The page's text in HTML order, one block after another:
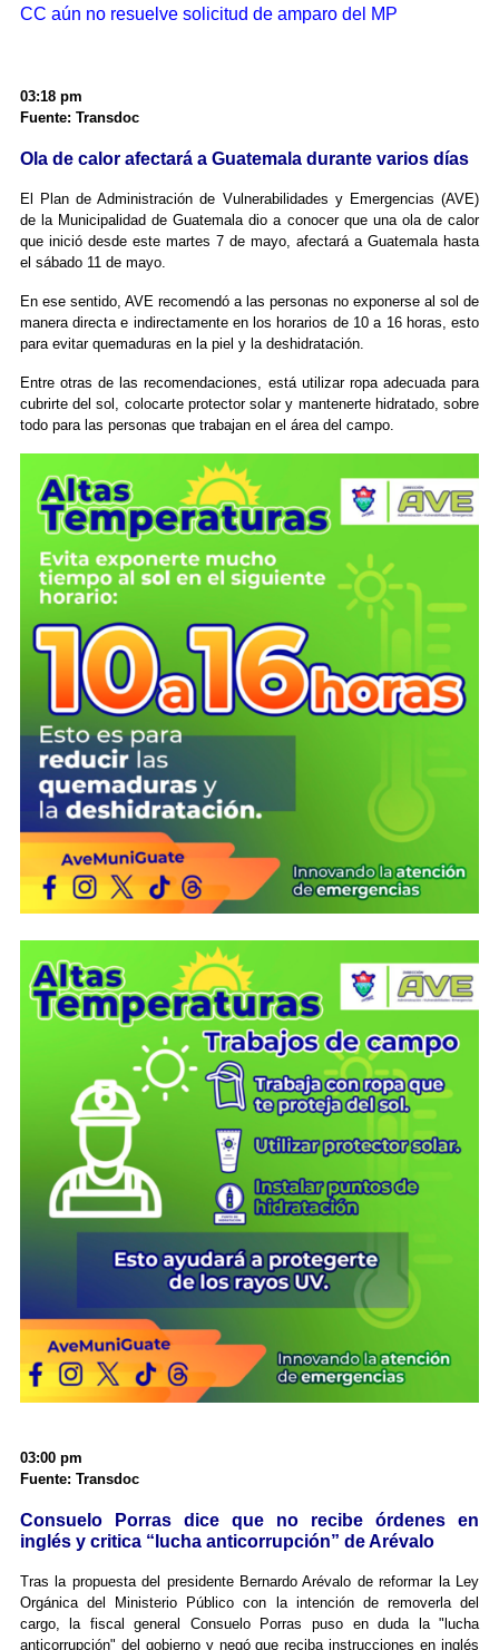
CC aún no resuelve solicitud de amparo del MP
03:18 pm
Fuente: Transdoc
Ola de calor afectará a Guatemala durante varios días
El Plan de Administración de Vulnerabilidades y Emergencias (AVE)
de la Municipalidad de Guatemala dio a conocer que una ola de calor
que inició desde este martes 7 de mayo, afectará a Guatemala hasta
el sábado 11 de mayo.
En ese sentido, AVE recomendó a las personas no exponerse al sol de
manera directa e indirectamente en los horarios de 10 a 16 horas, esto
para evitar quemaduras en la piel y la deshidratación.
Entre otras de las recomendaciones, está utilizar ropa adecuada para
cubrirte del sol, colocarte protector solar y mantenerte hidratado, sobre
todo para las personas que trabajan en el área del campo.
03:00 pm
Fuente: Transdoc
Consuelo Porras dice que no recibe órdenes en
inglés y critica “lucha anticorrupción” de Arévalo
Tras la propuesta del presidente Bernardo Arévalo de reformar la Ley
Orgánica del Ministerio Público con la intención de removerla del
cargo, la fiscal general Consuelo Porras puso en duda la "lucha
anticorrupción" del gobierno y negó que reciba instrucciones en inglés